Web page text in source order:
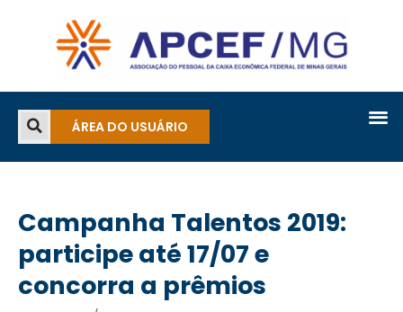
ÁREA DO USUÁRIO
Campanha Talentos 2019:
participe até 17/07 e
concorra a prêmios